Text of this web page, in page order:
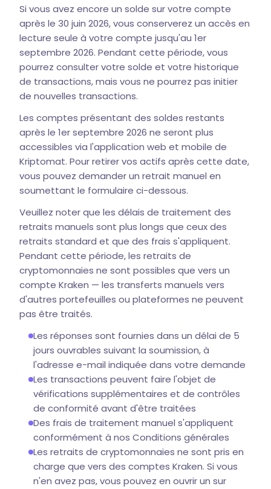
Si vous avez encore un solde sur votre compte
après le 30 juin 2026, vous conserverez un accès en
lecture seule à votre compte jusqu'au 1er
septembre 2026. Pendant cette période, vous
pourrez consulter votre solde et votre historique
de transactions, mais vous ne pourrez pas initier
de nouvelles transactions.
Les comptes présentant des soldes restants
après le 1er septembre 2026 ne seront plus
accessibles via l'application web et mobile de
Kriptomat. Pour retirer vos actifs après cette date,
vous pouvez demander un retrait manuel en
soumettant le formulaire ci-dessous.
Veuillez noter que les délais de traitement des
retraits manuels sont plus longs que ceux des
retraits standard et que des frais s'appliquent.
Pendant cette période, les retraits de
cryptomonnaies ne sont possibles que vers un
compte Kraken — les transferts manuels vers
d'autres portefeuilles ou plateformes ne peuvent
pas être traités.
Les réponses sont fournies dans un délai de 5
jours ouvrables suivant la soumission, à
l'adresse e-mail indiquée dans votre demande
Les transactions peuvent faire l'objet de
vérifications supplémentaires et de contrôles
de conformité avant d'être traitées
Des frais de traitement manuel s'appliquent
conformément à nos Conditions générales
Les retraits de cryptomonnaies ne sont pris en
charge que vers des comptes Kraken. Si vous
n'en avez pas, vous pouvez en ouvrir un sur